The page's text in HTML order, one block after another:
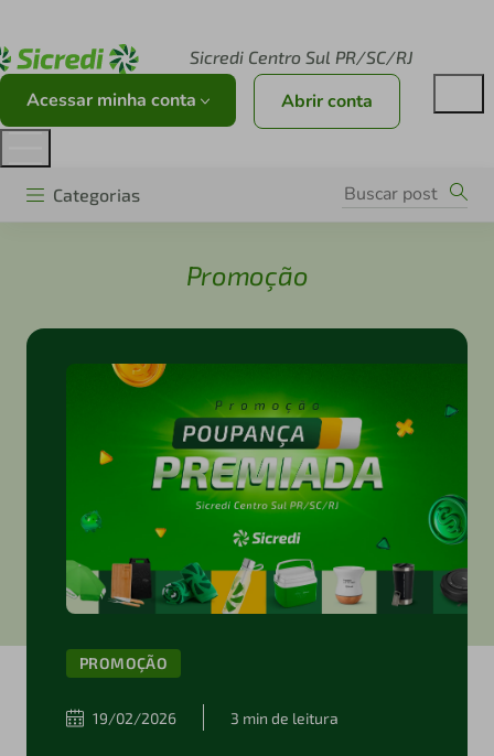
Sicredi Centro Sul PR/SC/RJ
Acessar minha conta Abrir conta
Categorias
Promoção
PROMOÇÃO
19/02/2026 3 min de leitura